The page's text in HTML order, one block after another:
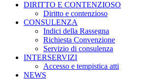
DIRITTO E CONTENZIOSO
Diritto e contenzioso
CONSULENZA
Indici della Rassegna
Richiesta Convenzione
Servizio di consulenza
INTERSERVIZI
Accesso e tempistica atti
NEWS